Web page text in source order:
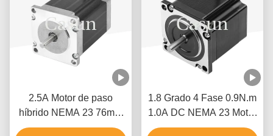
2.5A Motor de paso
híbrido NEMA 23 76mm
Cuerpo 1.5N.M Para
1.8 Grado 4 Fase 0.9N.m
1.0A DC NEMA 23 Motor
paso a paso híbrido para